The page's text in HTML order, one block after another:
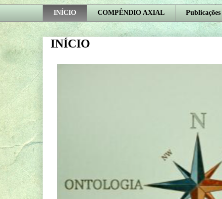
INÍCIO COMPÊNDIO AXIAL Publicações
INÍCIO